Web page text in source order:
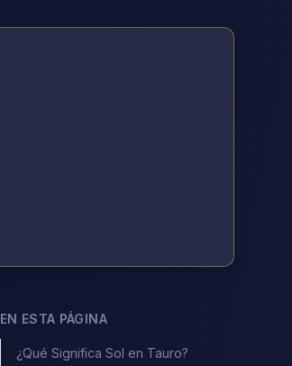
EN ESTA PÁGINA
¿Qué Significa Sol en Tauro?